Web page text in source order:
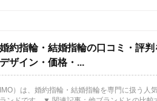
約指輪・結婚指輪の口コミ・評判
ザイン・価格・...
）は、婚約指輪・結婚指輪を専門に扱う人